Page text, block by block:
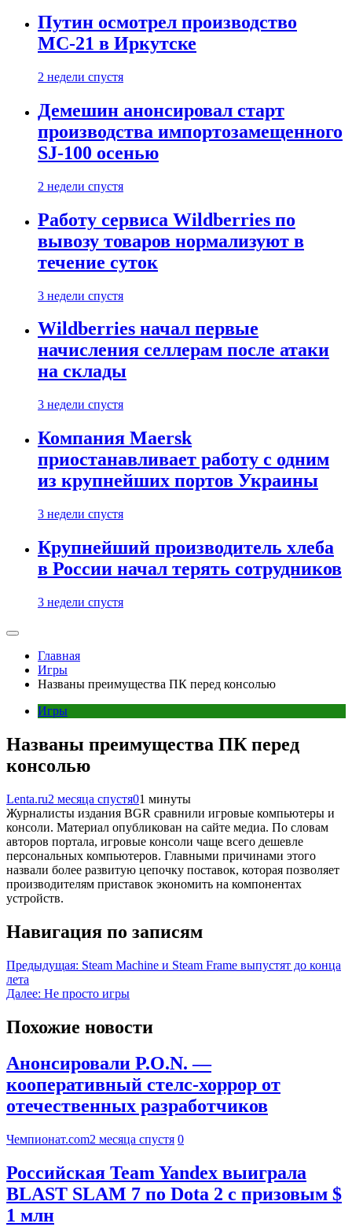
Путин осмотрел производство
МС-21 в Иркутске
2 недели спустя
Демешин анонсировал старт
производства импортозамещенного
SJ-100 осенью
2 недели спустя
Работу сервиса Wildberries по
вывозу товаров нормализуют в
течение суток
3 недели спустя
Wildberries начал первые
начисления селлерам после атаки
на склады
3 недели спустя
Компания Maersk
приостанавливает работу с одним
из крупнейших портов Украины
3 недели спустя
Крупнейший производитель хлеба
в России начал терять сотрудников
3 недели спустя
Главная
Игры
Названы преимущества ПК перед консолью
Игры
Названы преимущества ПК перед
консолью
Lenta.ru2 месяца спустя01 минуты
Журналисты издания BGR сравнили игровые компьютеры и
консоли. Материал опубликован на сайте медиа. По словам
авторов портала, игровые консоли чаще всего дешевле
персональных компьютеров. Главными причинами этого
назвали более развитую цепочку поставок, которая позволяет
производителям приставок экономить на компонентах
устройств.
Навигация по записям
Предыдущая: Steam Machine и Steam Frame выпустят до конца
лета
Далее: Не просто игры
Похожие новости
Анонсировали P.O.N. —
кооперативный стелс-хоррор от
отечественных разработчиков
Чемпионат.com2 месяца спустя 0
Российская Team Yandex выиграла
BLAST SLAM 7 по Dota 2 с призовым $
1 млн